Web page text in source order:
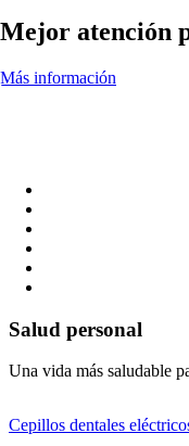
Mejor atención
Más información
Salud personal
Una vida más saludable
Cepillos dentales